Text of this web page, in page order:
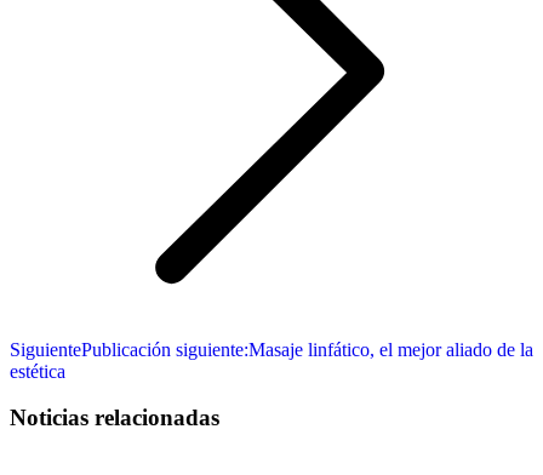
SiguientePublicación siguiente:Masaje linfático, el mejor aliado de la
estética
Noticias relacionadas